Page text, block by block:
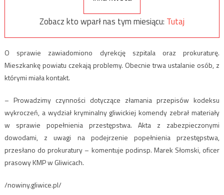
Zobacz kto wparł nas tym miesiącu: Tutaj
O sprawie zawiadomiono dyrekcję szpitala oraz prokuraturę.
Mieszkankę powiatu czekają problemy. Obecnie trwa ustalanie osób, z
którymi miała kontakt.
– Prowadzimy czynności dotyczące złamania przepisów kodeksu
wykroczeń, a wydział kryminalny gliwickiej komendy zebrał materiały
w sprawie popełnienia przestępstwa. Akta z zabezpieczonymi
dowodami, z uwagi na podejrzenie popełnienia przestępstwa,
przesłano do prokuratury – komentuje podinsp. Marek Słomski, oficer
prasowy KMP w Gliwicach.
/nowiny.gliwice.pl/